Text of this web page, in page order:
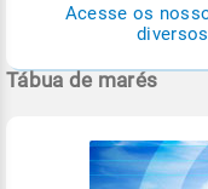
Acesse os
Tábua de marés